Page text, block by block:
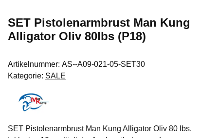
SET Pistolenarmbrust Man Kung
Alligator Oliv 80lbs (P18)
Artikelnummer: AS--A09-021-05-SET30
Kategorie: SALE
SET Pistolenarmbrust Man Kung Alligator Oliv 80 lbs.